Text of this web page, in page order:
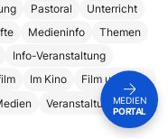
Pastoral
Unterricht
Medieninfo
Themen
Info-Veranstaltung
Im Kino
Film und Kino
VeranstaltungMEDIEN
PORTAL